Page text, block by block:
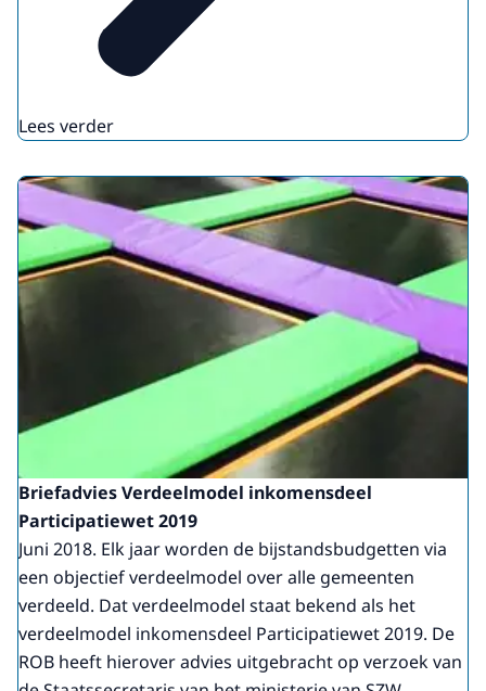
Lees verder
Briefadvies Verdeelmodel inkomensdeel
Participatiewet 2019
Juni 2018. Elk jaar worden de bijstandsbudgetten via
een objectief verdeelmodel over alle gemeenten
verdeeld. Dat verdeelmodel staat bekend als het
verdeelmodel inkomensdeel Participatiewet 2019. De
ROB heeft hierover advies uitgebracht op verzoek van